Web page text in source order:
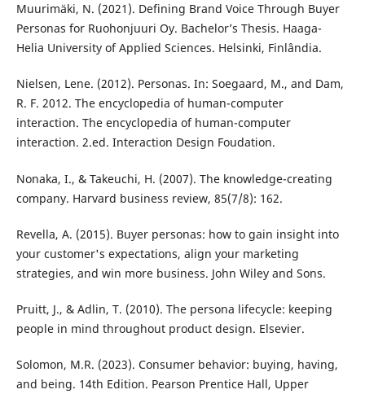
Muurimäki, N. (2021). Defining Brand Voice Through Buyer
Personas for Ruohonjuuri Oy. Bachelor’s Thesis. Haaga-
Helia University of Applied Sciences. Helsinki, Finlândia.
Nielsen, Lene. (2012). Personas. In: Soegaard, M., and Dam,
R. F. 2012. The encyclopedia of human-computer
interaction. The encyclopedia of human-computer
interaction. 2.ed. Interaction Design Foudation.
Nonaka, I., & Takeuchi, H. (2007). The knowledge-creating
company. Harvard business review, 85(7/8): 162.
Revella, A. (2015). Buyer personas: how to gain insight into
your customer's expectations, align your marketing
strategies, and win more business. John Wiley and Sons.
Pruitt, J., & Adlin, T. (2010). The persona lifecycle: keeping
people in mind throughout product design. Elsevier.
Solomon, M.R. (2023). Consumer behavior: buying, having,
and being. 14th Edition. Pearson Prentice Hall, Upper